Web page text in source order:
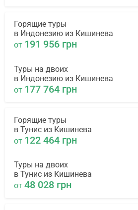
Горящие туры
в Индонезию из Кишинева
от 191 956 грн
Туры на двоих
в Индонезию из Кишинева
от 177 764 грн
Горящие туры
в Тунис из Кишинева
от 122 464 грн
Туры на двоих
в Тунис из Кишинева
от 48 028 грн